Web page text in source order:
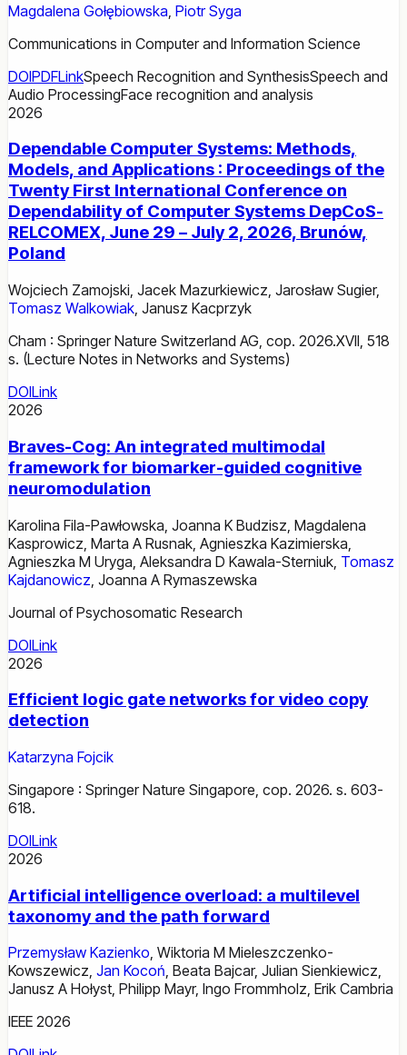
Magdalena Gołębiowska Piotr Syga
Communications in Computer and Information Science
DOIPDFLinkSpeech Recognition and SynthesisSpeech and
Audio ProcessingFace recognition and analysis
2026
Dependable Computer Systems: Methods,
Models, and Applications : Proceedings of the
Twenty First International Conference on
Dependability of Computer Systems DepCoS-
RELCOMEX, June 29 – July 2, 2026, Brunów,
Poland
Wojciech Zamojski, Jacek Mazurkiewicz, Jarosław Sugier,
Tomasz Walkowiak, Janusz Kacprzyk
Cham : Springer Nature Switzerland AG, cop. 2026.XVII, 518
s. (Lecture Notes in Networks and Systems)
DOILink
2026
Braves-Cog: An integrated multimodal
framework for biomarker-guided cognitive
neuromodulation
Karolina Fila-Pawłowska Joanna K Budzisz Magdalena
Kasprowicz Marta A Rusnak Agnieszka Kazimierska
Agnieszka M Uryga Aleksandra D Kawala-Sterniuk Tomasz
Kajdanowicz Joanna A Rymaszewska
Journal of Psychosomatic Research
DOILink
2026
Efficient logic gate networks for video copy
detection
Katarzyna Fojcik
Singapore : Springer Nature Singapore, cop. 2026. s. 603-
618.
DOILink
2026
Artificial intelligence overload: a multilevel
taxonomy and the path forward
Przemysław Kazienko, Wiktoria M Mieleszczenko-
Kowszewicz, Jan Kocoń, Beata Bajcar, Julian Sienkiewicz,
Janusz A Hołyst, Philipp Mayr, Ingo Frommholz, Erik Cambria
IEEE 2026